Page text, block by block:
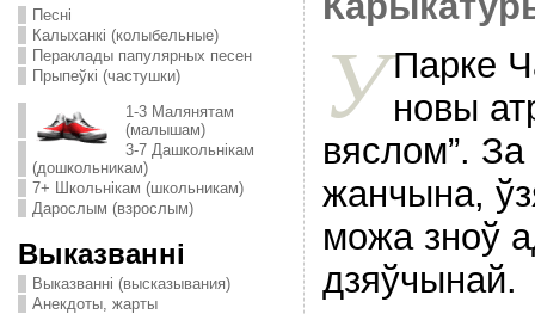
Песні
Калыханкі (колыбельные)
Пераклады папулярных песен
Прыпеўкі (частушки)
1-3 Малянятам
(малышам)
3-7 Дашкольнікам
(дошкольникам)
7+ Школьнікам (школьникам)
Дарослым (взрослым)
Выказванні
Выказванні (высказывания)
Анекдоты, жарты
УПарке
новы
вяслом”. За
жанчына,
можа зноў
дзяўчынай.